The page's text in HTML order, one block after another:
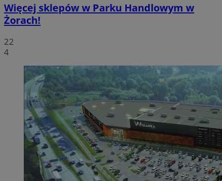
Więcej sklepów w Parku Handlowym w
Żorach!
22
4